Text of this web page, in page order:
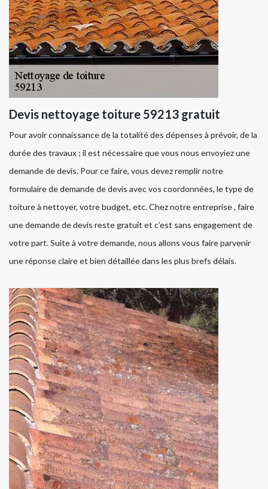
Devis nettoyage toiture 59213 gratuit
Pour avoir connaissance de la totalité des dépenses à prévoir, de la
durée des travaux ; il est nécessaire que vous nous envoyiez une
demande de devis. Pour ce faire, vous devez remplir notre
formulaire de demande de devis avec vos coordonnées, le type de
toiture à nettoyer, votre budget, etc. Chez notre entreprise , faire
une demande de devis reste gratuit et c’est sans engagement de
votre part. Suite à votre demande, nous allons vous faire parvenir
une réponse claire et bien détaillée dans les plus brefs délais.